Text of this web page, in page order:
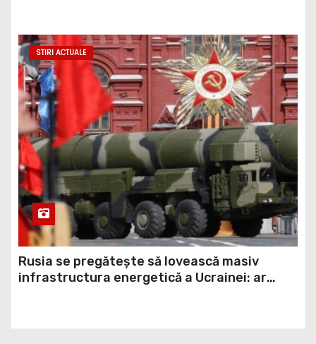
exportul cerealelor
STIRI ACTUALE
Rusia se pregătește să lovească masiv
infrastructura energetică a Ucrainei: ar